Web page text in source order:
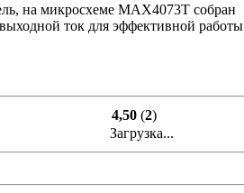
на микросхеме МАХ4073Т собран
ток для эффективной работы
4,50 (2)
Загрузка...